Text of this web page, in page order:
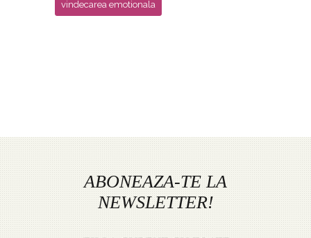
vindecarea emotionala
ABONEAZA-TE LA
NEWSLETTER!